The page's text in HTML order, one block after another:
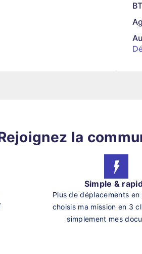
la
Simple &
Plus de déplacements
choisis ma mission en 3
simplement mes